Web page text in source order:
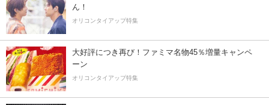
ん！
オリコンタイアップ特集
大好評につき再び！ファミマ名物45％増量キャンペ
ーン
オリコンタイアップ特集